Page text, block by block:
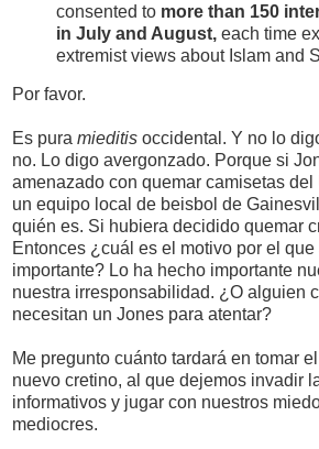
consented to more than 150
in July and August, each time
extremist views about Islam and
Por favor.
Es pura mieditis occidental. Y no lo
no. Lo digo avergonzado. Porque si
amenazado con quemar camisetas del
un equipo local de beisbol de
quién es. Si hubiera decidido quemar
Entonces ¿cuál es el motivo por el
importante? Lo ha hecho importante
nuestra irresponsabilidad. ¿O alguien
necesitan un Jones para atentar?
Me pregunto cuánto tardará en tomar
nuevo cretino, al que dejemos invadir
informativos y jugar con nuestros
mediocres.